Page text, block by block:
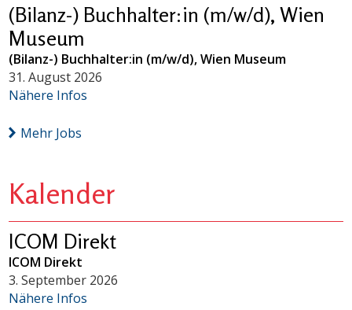
(Bilanz-) Buchhalter:in (m/w/d), Wien
Museum
(Bilanz-) Buchhalter:in (m/w/d), Wien Museum
31. August 2026
Nähere Infos
Mehr Jobs
Kalender
ICOM Direkt
ICOM Direkt
3. September 2026
Nähere Infos